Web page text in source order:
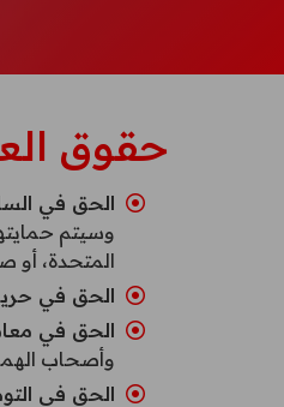
حقوق
الحق في
وسيتم
المتحدة، أو
الحق في حرية
الحق في
وأصحاب
الحق في